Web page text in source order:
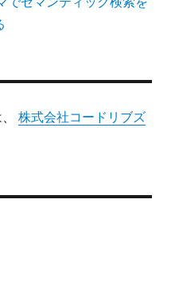
、株式会社コードリブズ